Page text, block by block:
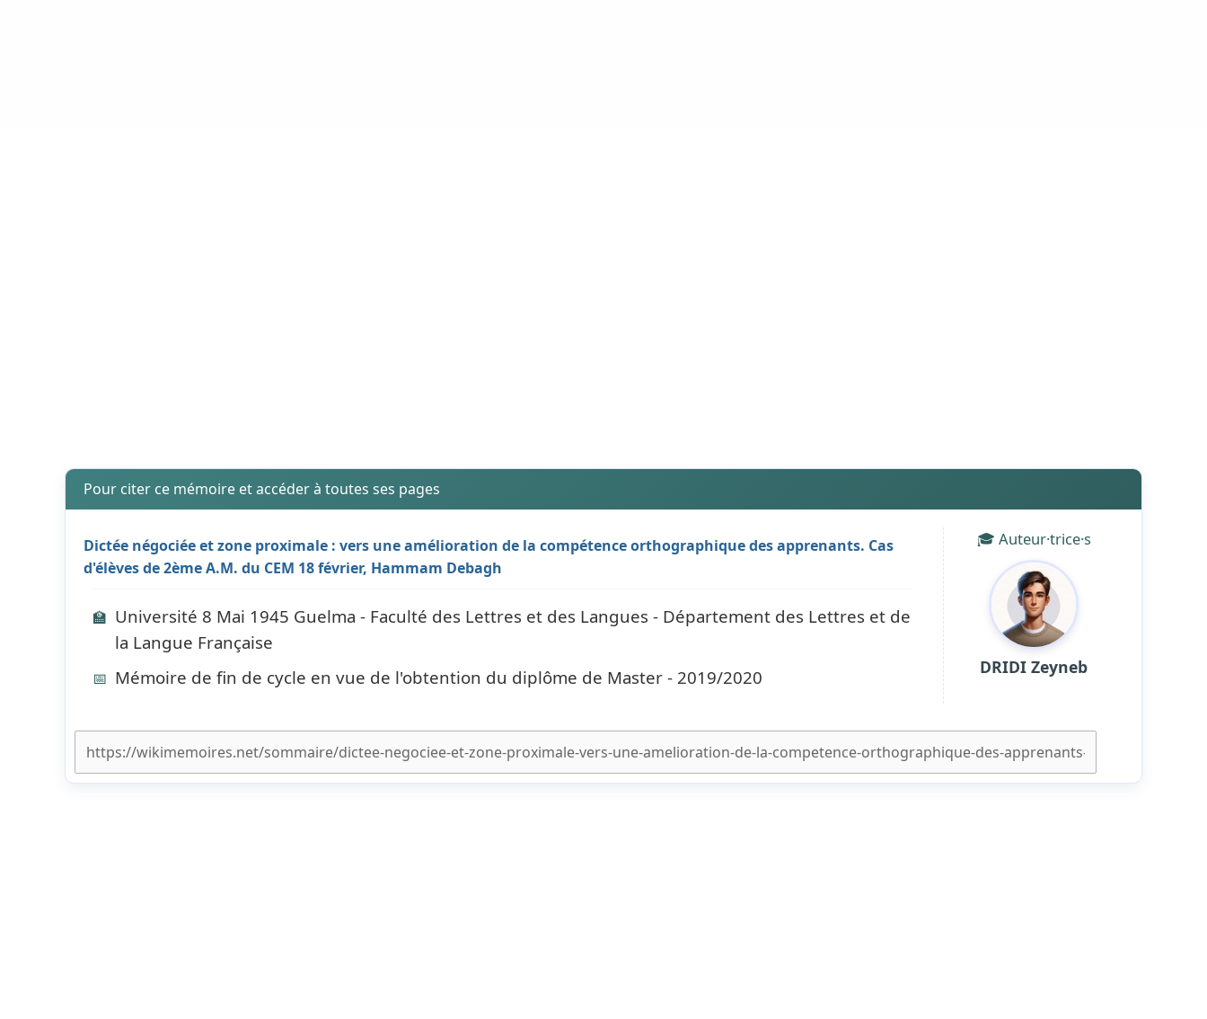
Pour citer ce mémoire et accéder à toutes ses pages
Dictée négociée et zone proximale : vers une amélioration de la compétence orthographique des apprenants. Cas
d'élèves de 2ème A.M. du CEM 18 février, Hammam Debagh
🏫 Université 8 Mai 1945 Guelma - Faculté des Lettres et des Langues - Département des Lettres et de
la Langue Française
📅 Mémoire de fin de cycle en vue de l'obtention du diplôme de Master - 2019/2020
🎓 Auteur·trice·s
DRIDI Zeyneb